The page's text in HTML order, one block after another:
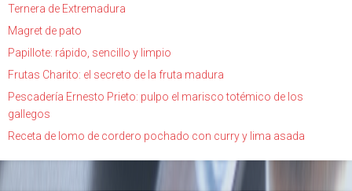
Ternera de Extremadura
Magret de pato
Papillote: rápido, sencillo y limpio
Frutas Charito: el secreto de la fruta madura
Pescadería Ernesto Prieto: pulpo el marisco totémico de los
gallegos
Receta de lomo de cordero pochado con curry y lima asada